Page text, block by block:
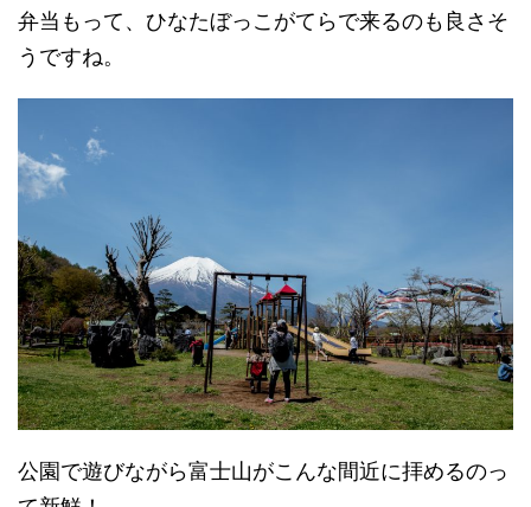
弁当もって、ひなたぼっこがてらで来るのも良さそ
うですね。
公園で遊びながら富士山がこんな間近に拝めるのっ